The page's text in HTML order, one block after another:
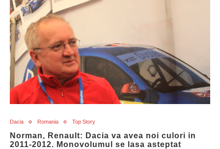
Dacia Romania Top Story
Norman, Renault: Dacia va avea noi culori in
2011-2012. Monovolumul se lasa asteptat